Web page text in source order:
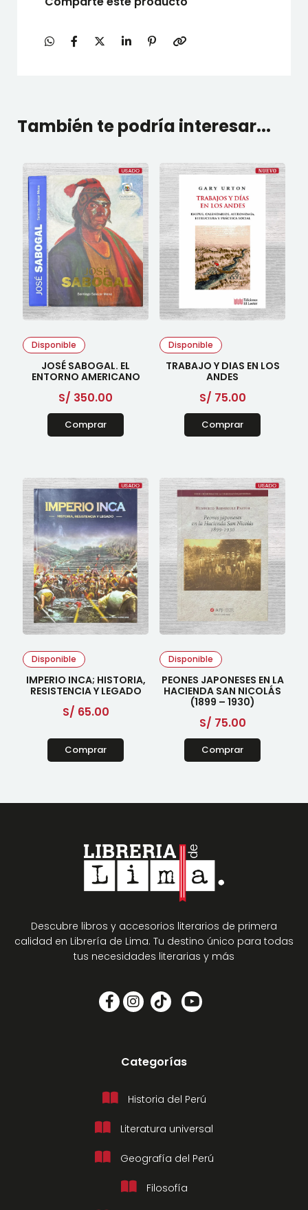
También te podría interesar...
Disponible
JOSÉ SABOGAL. EL
ENTORNO AMERICANO
S/ 350.00
Comprar
Disponible
TRABAJO Y DIAS EN LOS
ANDES
S/ 75.00
Comprar
Disponible
IMPERIO INCA; HISTORIA,
RESISTENCIA Y LEGADO
S/ 65.00
Comprar
Disponible
PEONES JAPONESES EN LA
HACIENDA SAN NICOLÁS
(1899 – 1930)
S/ 75.00
Comprar
Descubre libros y accesorios literarios de primera
calidad en Librería de Lima. Tu destino único para todas
tus necesidades literarias y más
Categorías
Historia del Perú
Literatura universal
Geografía del Perú
Filosofía